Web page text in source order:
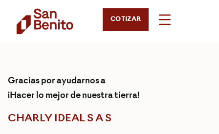
COTIZAR
Gracias por ayudarnos a
¡Hacer lo mejor de nuestra tierra!
CHARLY IDEAL S A S